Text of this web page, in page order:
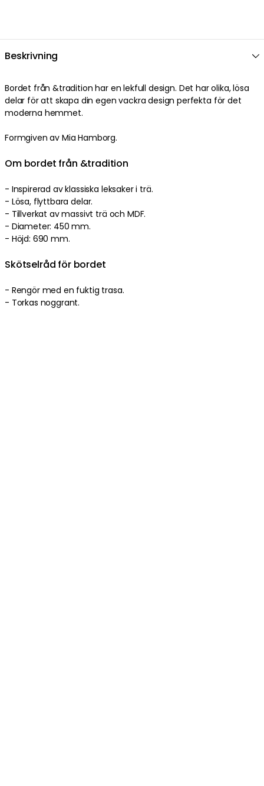
Beskrivning
Bordet från&tradition har enlekfull design. Det harolika,lösa
delar för att skapa din egen vackra design perfekta för det
moderna hemmet.
Formgiven av Mia Hamborg.
Om bordet från &tradition
- Inspirerad av klassiska leksaker i trä.
- Lösa, flyttbara delar.
- Tillverkat avmassivt trä och MDF.
- Diameter: 450 mm.
- Höjd: 690 mm.
Skötselråd för bordet
- Rengör med en fuktig trasa.
- Torkas noggrant.